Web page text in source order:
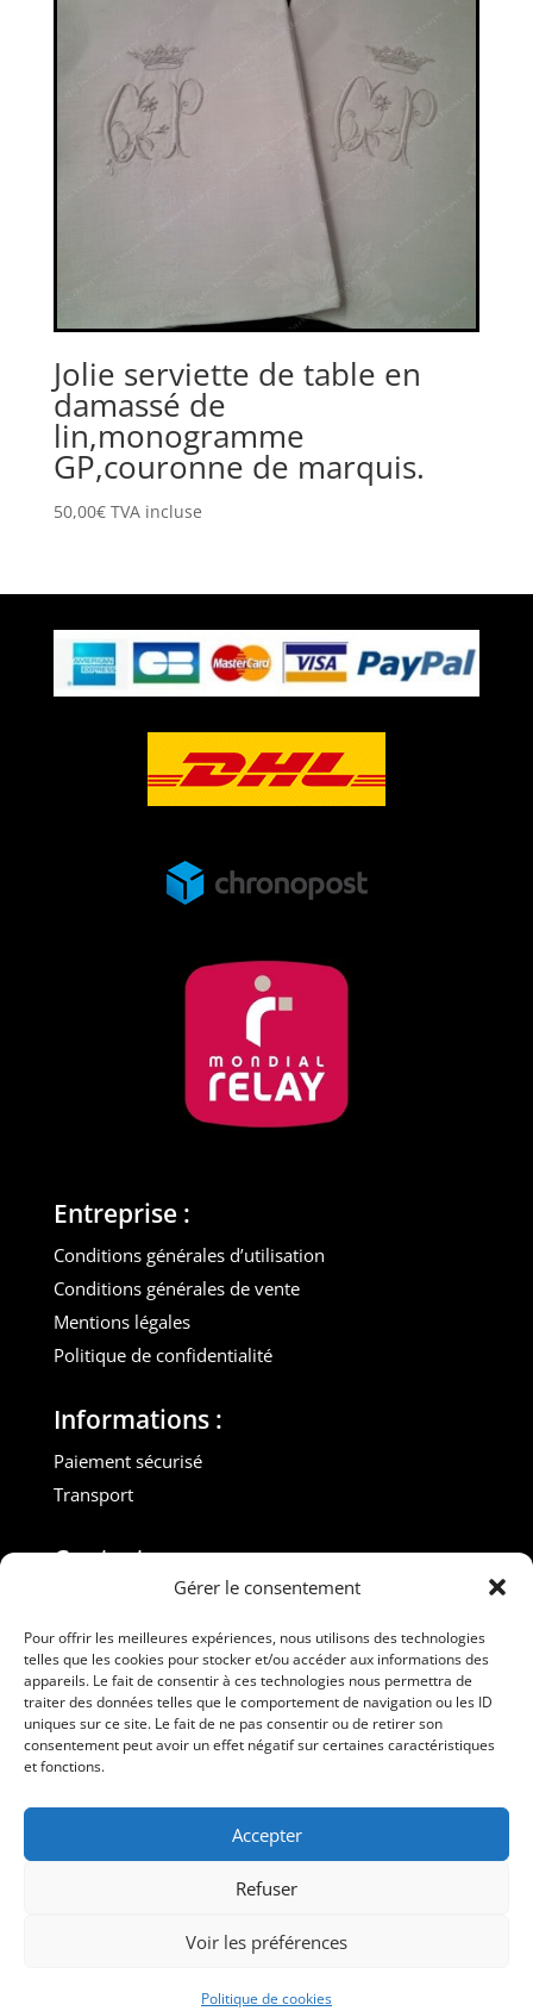
Gérer le consentement
Pour offrir les meilleures expériences, nous utilisons des technologies
telles que les cookies pour stocker et/ou accéder aux informations des
appareils. Le fait de consentir à ces technologies nous permettra de
traiter des données telles que le comportement de navigation ou les ID
uniques sur ce site. Le fait de ne pas consentir ou de retirer son
consentement peut avoir un effet négatif sur certaines caractéristiques
et fonctions.
Accepter
Refuser
Voir les préférences
Politique de cookies
Jolie serviette de table en
damassé de
lin,monogramme
GP,couronne de marquis.
50,00€ TVA incluse
Entreprise :
Conditions générales d’utilisation
Conditions générales de vente
Mentions légales
Politique de confidentialité
Informations :
Paiement sécurisé
Transport
Contact :
M. Gilles ROUVEYROL
Tél. : +33(0)6 07 72 40 47
dansdebeauxdraps@gmail.com
Professionnels
Suivez-nous